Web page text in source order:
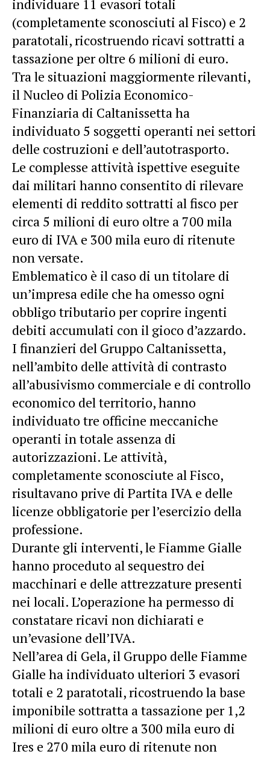
individuare 11 evasori totali
(completamente sconosciuti al Fisco) e 2
paratotali, ricostruendo ricavi sottratti a
tassazione per oltre 6 milioni di euro.
Tra le situazioni maggiormente rilevanti,
il Nucleo di Polizia Economico-
Finanziaria di Caltanissetta ha
individuato 5 soggetti operanti nei settori
delle costruzioni e dell’autotrasporto.
Le complesse attività ispettive eseguite
dai militari hanno consentito di rilevare
elementi di reddito sottratti al fisco per
circa 5 milioni di euro oltre a 700 mila
euro di IVA e 300 mila euro di ritenute
non versate.
Emblematico è il caso di un titolare di
un’impresa edile che ha omesso ogni
obbligo tributario per coprire ingenti
debiti accumulati con il gioco d’azzardo.
I finanzieri del Gruppo Caltanissetta,
nell’ambito delle attività di contrasto
all’abusivismo commerciale e di controllo
economico del territorio, hanno
individuato tre officine meccaniche
operanti in totale assenza di
autorizzazioni. Le attività,
completamente sconosciute al Fisco,
risultavano prive di Partita IVA e delle
licenze obbligatorie per l’esercizio della
professione.
Durante gli interventi, le Fiamme Gialle
hanno proceduto al sequestro dei
macchinari e delle attrezzature presenti
nei locali. L’operazione ha permesso di
constatare ricavi non dichiarati e
un’evasione dell’IVA.
Nell’area di Gela, il Gruppo delle Fiamme
Gialle ha individuato ulteriori 3 evasori
totali e 2 paratotali, ricostruendo la base
imponibile sottratta a tassazione per 1,2
milioni di euro oltre a 300 mila euro di
Ires e 270 mila euro di ritenute non